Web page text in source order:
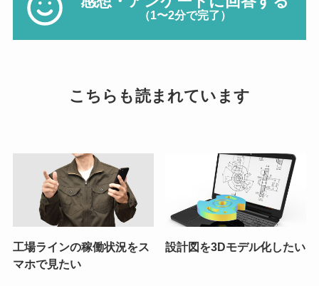
（1〜2分で完了）
こちらも読まれています
工場ラインの稼働状況をス
マホで見たい
設計図を3Dモデル化したい